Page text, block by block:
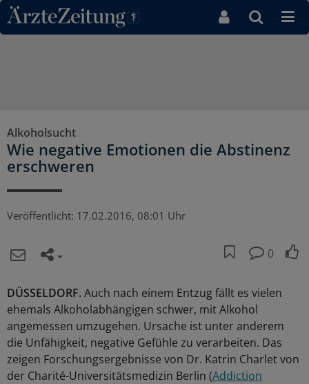
Direkt zum Inhaltsbereich
Alkoholsucht
Wie negative Emotionen die Abstinenz
erschweren
Veröffentlicht: 17.02.2016, 08:01 Uhr
0
DÜSSELDORF.Auch nach einem Entzug fällt es vielen
ehemals Alkoholabhängigen schwer, mit Alkohol
angemessen umzugehen. Ursache ist unter anderem
die Unfähigkeit, negative Gefühle zu verarbeiten. Das
zeigen Forschungsergebnisse von Dr. Katrin Charlet von
der Charité-Universitätsmedizin Berlin (Addiction